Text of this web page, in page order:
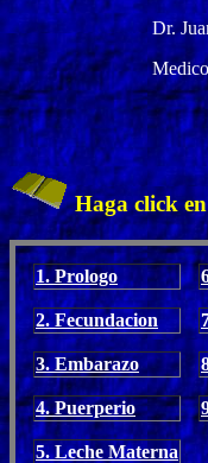
Dr.
Haga click
1. Prologo
2. Fecundacion
3. Embarazo
4. Puerperio
5. Leche Materna